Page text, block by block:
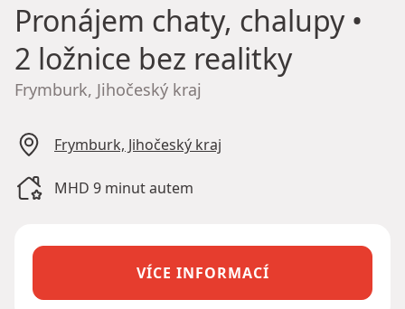
Pronájem chaty, chalupy•
2 ložnice bez realitky
Frymburk, Jihočeský kraj
Frymburk, Jihočeský kraj
MHD 9 minut autem
VÍCE INFORMACÍ